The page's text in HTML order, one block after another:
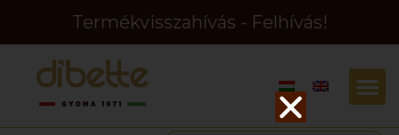
Termékvisszahívás - Felhívás!